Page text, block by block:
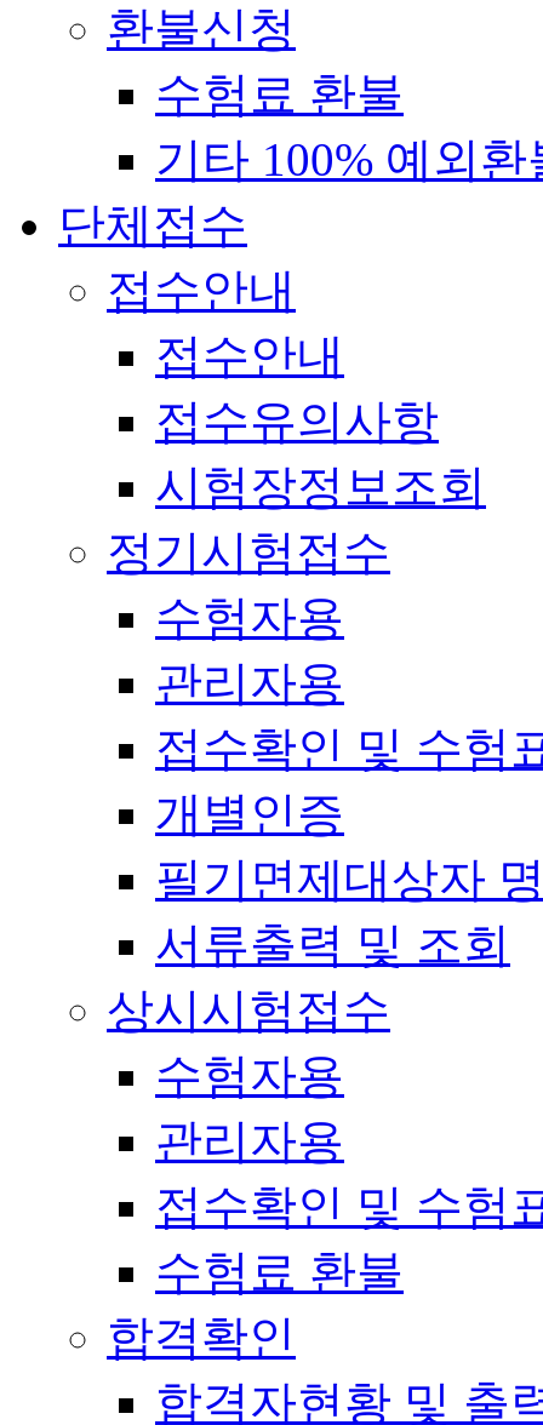
환불신청
수험료 환불
기타 100% 예외환
단체접수
접수안내
접수안내
접수유의사항
시험장정보조회
정기시험접수
수험자용
관리자용
접수확인 및 수험
개별인증
필기면제대상자
서류출력 및 조회
상시시험접수
수험자용
관리자용
접수확인 및 수험
수험료 환불
합격확인
합격자현황 및 출